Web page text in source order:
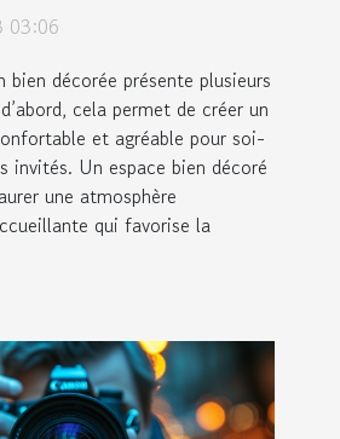
03:06
bien décorée présente plusieurs
cela permet de créer un
et agréable pour soi-
invités. Un espace bien décoré
une atmosphère
qui favorise la